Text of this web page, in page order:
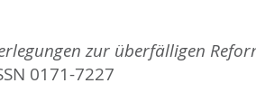
zur überfälligen
0171-7227